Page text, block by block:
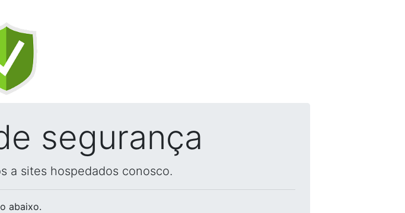
segurança
a sites hospedados conosco.
abaixo.